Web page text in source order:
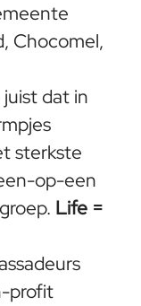
Chocomel,
juist dat in
sterkste
op-een
Life =
profit